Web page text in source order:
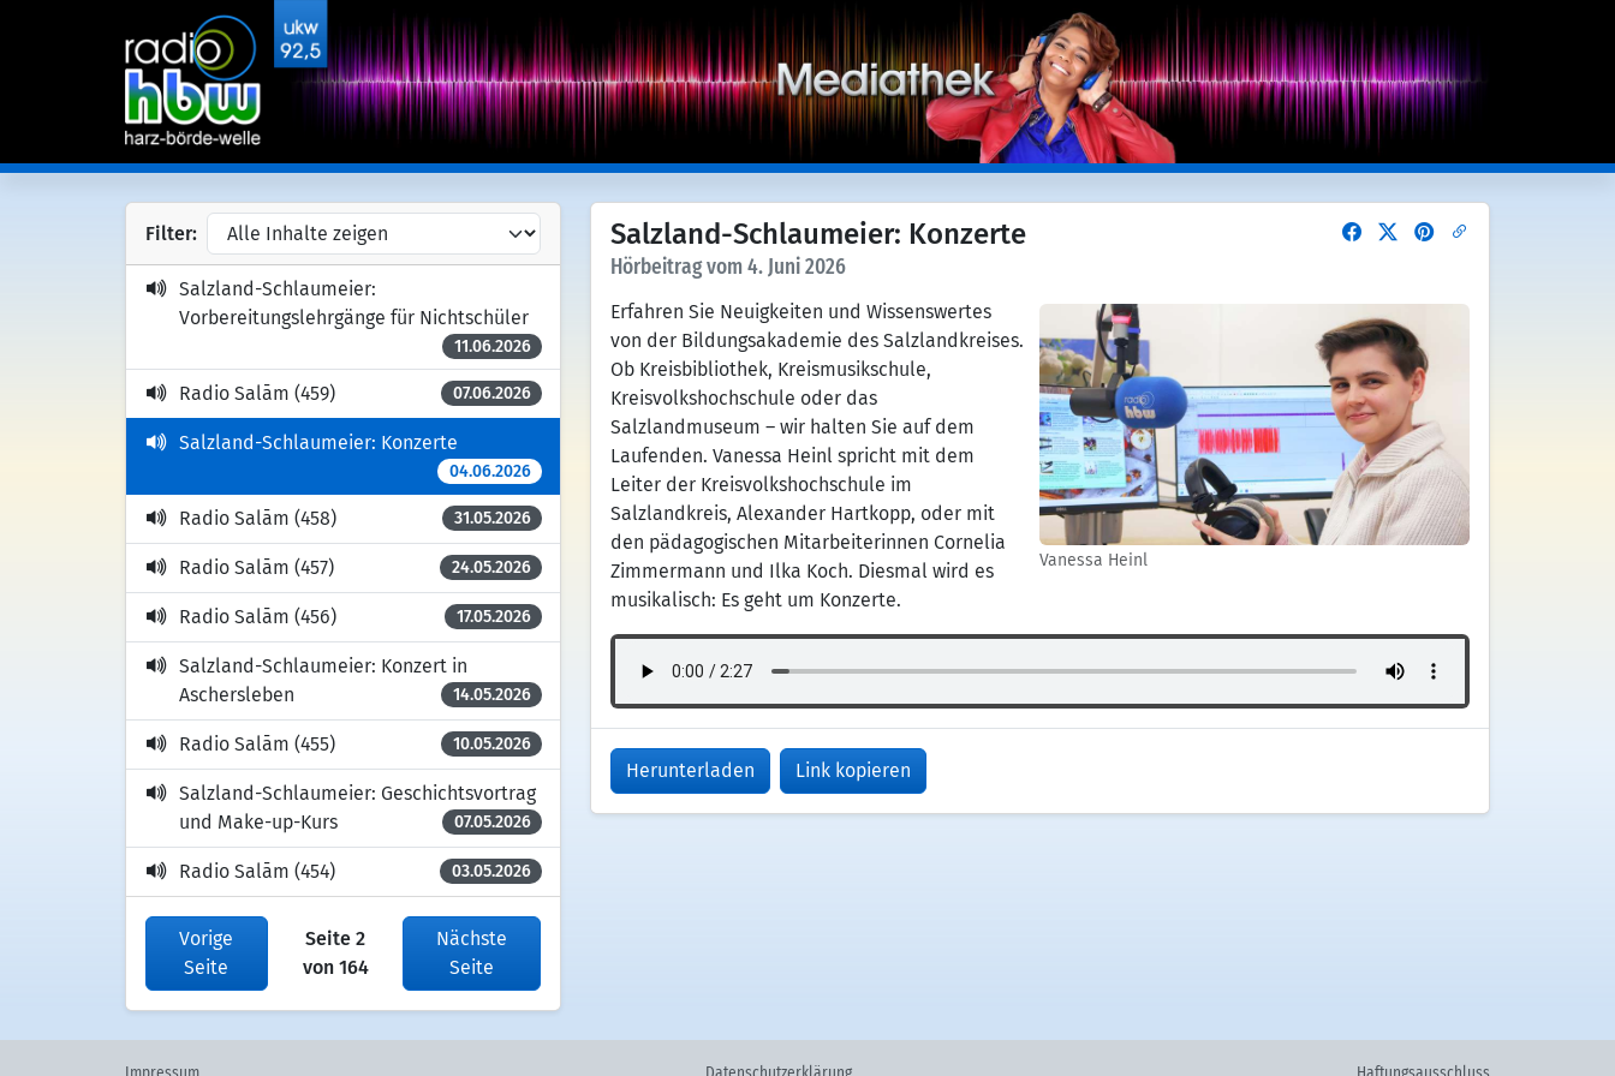
Salzland-Schlaumeier: Konzerte
Hörbeitrag vom 4. Juni 2026
Vanessa Heinl
Erfahren Sie Neuigkeiten und Wissenswertes
von der Bildungsakademie des Salzlandkreises.
Ob Kreisbibliothek, Kreismusikschule,
Kreisvolkshochschule oder das
Salzlandmuseum – wir halten Sie auf dem
Laufenden. Vanessa Heinl spricht mit dem
Leiter der Kreisvolkshochschule im
Salzlandkreis, Alexander Hartkopp, oder mit
den pädagogischen Mitarbeiterinnen Cornelia
Zimmermann und Ilka Koch. Diesmal wird es
musikalisch: Es geht um Konzerte.
Herunterladen Link kopieren
Filter:
Salzland-Schlaumeier:
Vorbereitungslehrgänge für Nichtschüler
11.06.2026
Radio Salām (459) 07.06.2026
Salzland-Schlaumeier: Konzerte
04.06.2026
Radio Salām (458) 31.05.2026
Radio Salām (457) 24.05.2026
Radio Salām (456) 17.05.2026
Salzland-Schlaumeier: Konzert in
Aschersleben
14.05.2026
Radio Salām (455) 10.05.2026
Salzland-Schlaumeier: Geschichtsvortrag
und Make-up-Kurs
07.05.2026
Radio Salām (454) 03.05.2026
Vorige
Seite
Seite 2
von 164
Nächste
Seite